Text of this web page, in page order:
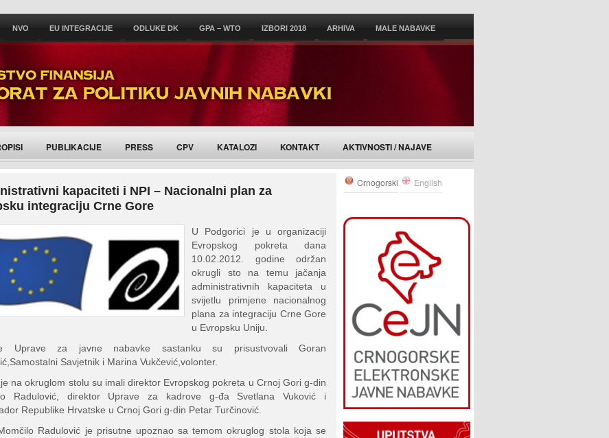
NVO EU INTEGRACIJE ODLUKE DK GPA – WTO IZBORI 2018 ARHIVA MALE NABAVKE
PUBLIKACIJE PRESS CPV KATALOZI KONTAKT AKTIVNOSTI / NAJAVE
kapaciteti i NPI – Nacionalni plan za
integraciju Crne Gore
U Podgorici je u organizaciji
Evropskog pokreta dana
10.02.2012. godine održan
okrugli sto na temu jačanja
administrativnih kapaciteta u
svijetlu primjene nacionalnog
plana za integraciju Crne Gore
u Evropsku Uniju.
Uprave za javne nabavke sastanku su prisustvovali Goran
Savjetnik i Marina Vukčević,volonter.
na okruglom stolu su imali direktor Evropskog pokreta u Crnoj Gori g-din
Radulović, direktor Uprave za kadrove g-đa Svetlana Vuković i
Republike Hrvatske u Crnoj Gori g-din Petar Turčinović.
Radulović je prisutne upoznao sa temom okruglog stola koja se
Crnogorski English